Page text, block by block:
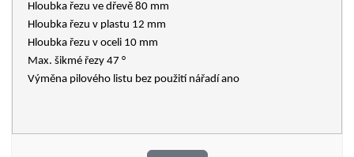
Hloubka řezu ve dřevě 80 mm
Hloubka řezu v plastu 12 mm
Hloubka řezu v oceli 10 mm
Max. šikmé řezy 47 °
Výměna pilového listu bez použití nářadí ano